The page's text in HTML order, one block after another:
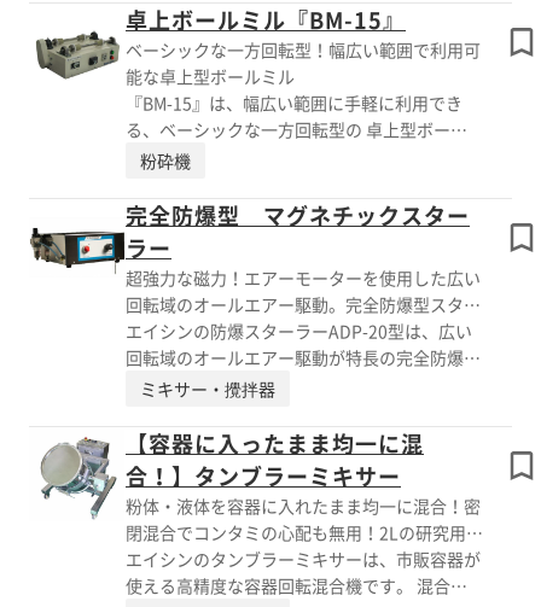
業環境の改善にも大きく役立ちます。 磁製ポ
ットφ360(23L)対応機種AXB-25型もご用意し
ています。 また、ステンレスドラムの場合、
25L・30L 等必要容量に合わせて製作可能で
す。 【特長】 ■密閉容器内で原料を排出 ■ポ
ットの積み下ろし不要 ■スケールアップ可能
詳しくはカタログをご覧頂くか、お気軽にお問
い合わせ下さい。
卓上ボールミル『BM-15』
ベーシックな一方回転型！幅広い範囲で利用可
能な卓上型ボールミル
『BM-15』は、幅広い範囲に手軽に利用でき
る、ベーシックな一方回転型の 卓上型ボール
ミルです。 シンプル構造なため、故障の心配
よる可変速制御にて、回転数の変更が容易に行
えます。 ポットを載せるローラーの間隔を変
えることができますので最大φ300までの ポッ
トに対応することができます。 卓上ボールミ
ルには、安全カバー付きモデルの『BMC-15』
もご用意しております。 【特長】 ■扱いやす
い ■故障が少ない ■ローラー間隔の変更が可
能 ■回転数が可変 詳しくはカタログをご覧頂
くか、お気軽にお問い合わせ下さい。
粉砕機
完全防爆型 マグネチックスター
ラー
超強力な磁力！エアーモーターを使用した広い
回転域のオールエアー駆動。完全防爆型スター
ラーです。
エイシンの防爆スターラーADP-20型は、広い
回転域のオールエアー駆動が特長の完全防爆型
スターラーです。 安定した回転と310×310ｍ
長】 ○動力はエアーモータ駆動のため、一切
電気を使用しない完全防爆型です ○エアーモ
ータのトルク不足を解消するため、高速・中
速・低速の3種類の減速タイプをご用意 ※詳し
くはカタログをご覧頂くか、お気軽にお問い合
わせ下さい。
ミキサー・攪拌器
【容器に入ったまま均一に混
合！】タンブラーミキサー
粉体・液体を容器に入れたまま均一に混合！密
閉混合でコンタミの心配も無用！2Lの研究用か
ら200Lの生産用まで幅広く対応します！
エイシンのタンブラーミキサーは、市販容器が
使える高精度な容器回転混合機です。 混合容